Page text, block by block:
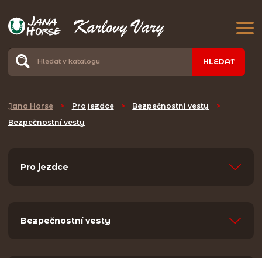
HLEDAT
Jana Horse > Pro jezdce > Bezpečnostní vesty
>
Bezpečnostní vesty
Pro jezdce
Bezpečnostní vesty